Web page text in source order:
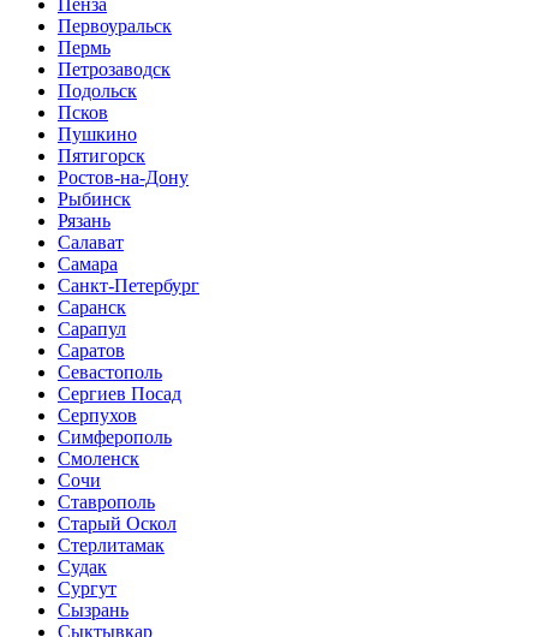
Первоуральск
Пермь
Петрозаводск
Подольск
Псков
Пушкино
Пятигорск
Ростов-на-Дону
Рыбинск
Рязань
Салават
Самара
Санкт-Петербург
Саранск
Сарапул
Саратов
Севастополь
Сергиев Посад
Серпухов
Симферополь
Смоленск
Сочи
Ставрополь
Старый Оскол
Стерлитамак
Судак
Сургут
Сызрань
Сыктывкар